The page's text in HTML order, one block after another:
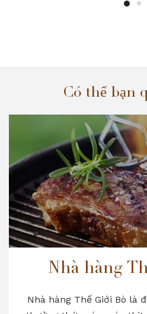
Có thể bạn
Nhà hàng
Nhà hàng Thế Giới Bò là